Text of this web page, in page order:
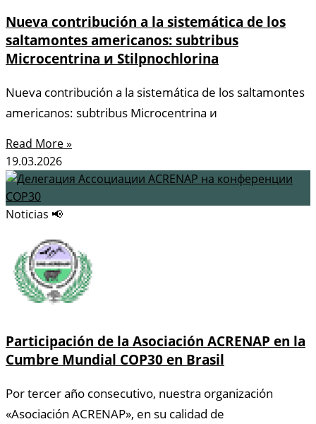
Nueva contribución a la sistemática de los
saltamontes americanos: subtribus
Microcentrina и Stilpnochlorina
Nueva contribución a la sistemática de los saltamontes
americanos: subtribus Microcentrina и
Read More »
19.03.2026
Noticias 📢
Participación de la Asociación ACRENAP en la
Cumbre Mundial COP30 en Brasil
Por tercer año consecutivo, nuestra organización
«Asociación ACRENAP», en su calidad de